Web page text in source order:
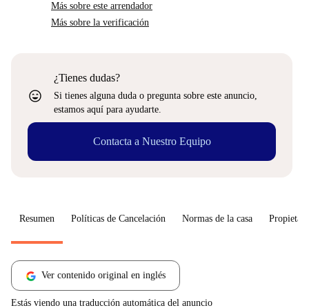
Más sobre este arrendador
Más sobre la verificación
sentiment_very_satisfied
¿Tienes dudas?
Si tienes alguna duda o pregunta sobre este anuncio,
estamos aquí para ayudarte.
Contacta a Nuestro Equipo
Resumen Políticas de Cancelación Normas de la casa
Ver contenido original en inglés
Estás viendo una traducción automática del anuncio